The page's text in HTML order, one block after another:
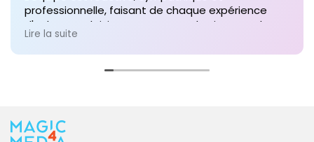
professionnelle, faisant de chaque expérience
d'achat un plaisir. Je recommande vivement leurs
services pour toute commande future de produits
personnalisés !
Lire la suite